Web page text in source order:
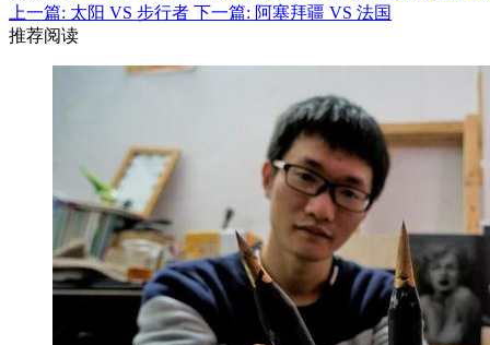
上一篇: 太阳 VS 步行者 下一篇: 阿塞拜疆 VS 法国
推荐阅读